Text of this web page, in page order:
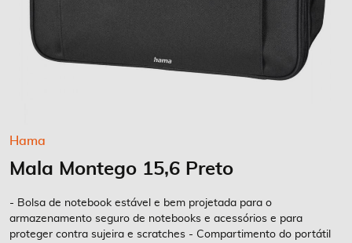
o
da
Galeria
de
Hama
Mala Montego 15,6 Preto
- Bolsa de notebook estável e bem projetada para o
armazenamento seguro de notebooks e acessórios e para
proteger contra sujeira e scratches - Compartimento do portátil